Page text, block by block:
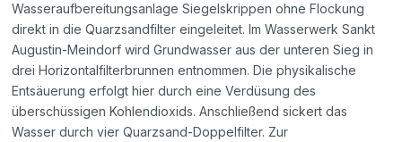
Wasseraufbereitungsanlage Siegelskrippen ohne Flockung
direkt in die Quarzsandfilter eingeleitet. Im Wasserwerk Sankt
Augustin-Meindorf wird Grundwasser aus der unteren Sieg in
drei Horizontalfilterbrunnen entnommen. Die physikalische
Entsäuerung erfolgt hier durch eine Verdüsung des
überschüssigen Kohlendioxids. Anschließend sickert das
Wasser durch vier Quarzsand-Doppelfilter. Zur